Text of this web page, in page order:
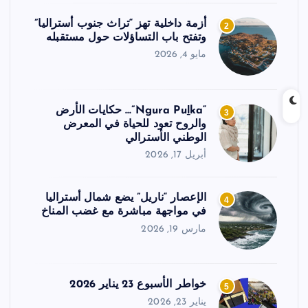
2
أزمة داخلية تهز “تراث جنوب أستراليا”
وتفتح باب التساؤلات حول مستقبله
مايو 4, 2026
3
“Ngura Puḻka”… حكايات الأرض
والروح تعود للحياة في المعرض
الوطني الأسترالي
أبريل 17, 2026
4
الإعصار “ناريل” يضع شمال أستراليا
في مواجهة مباشرة مع غضب المناخ
مارس 19, 2026
5 خواطر الأسبوع 23 يناير 2026
يناير 23, 2026